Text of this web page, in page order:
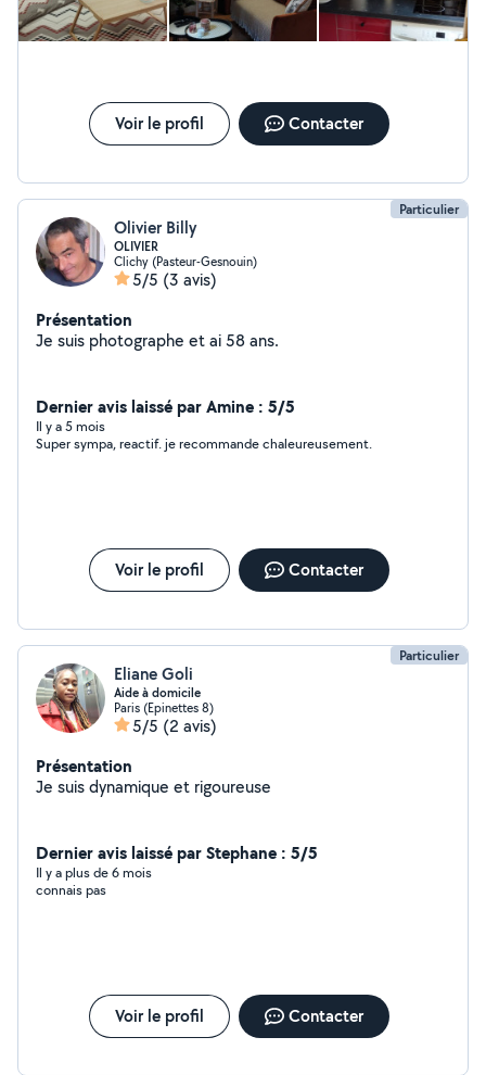
Voir le profil Contacter
Particulier
Olivier Billy
OLIVIER
Clichy (Pasteur-Gesnouin)
5/5 (3 avis)
Présentation
Je suis photographe et ai 58 ans.
Dernier avis laissé par Amine : 5/5
Il y a 5 mois
Super sympa, reactif. je recommande chaleureusement.
Voir le profil Contacter
Particulier
Eliane Goli
Aide à domicile
Paris (Epinettes 8)
5/5 (2 avis)
Présentation
Je suis dynamique et rigoureuse
Dernier avis laissé par Stephane : 5/5
Il y a plus de 6 mois
connais pas
Voir le profil Contacter